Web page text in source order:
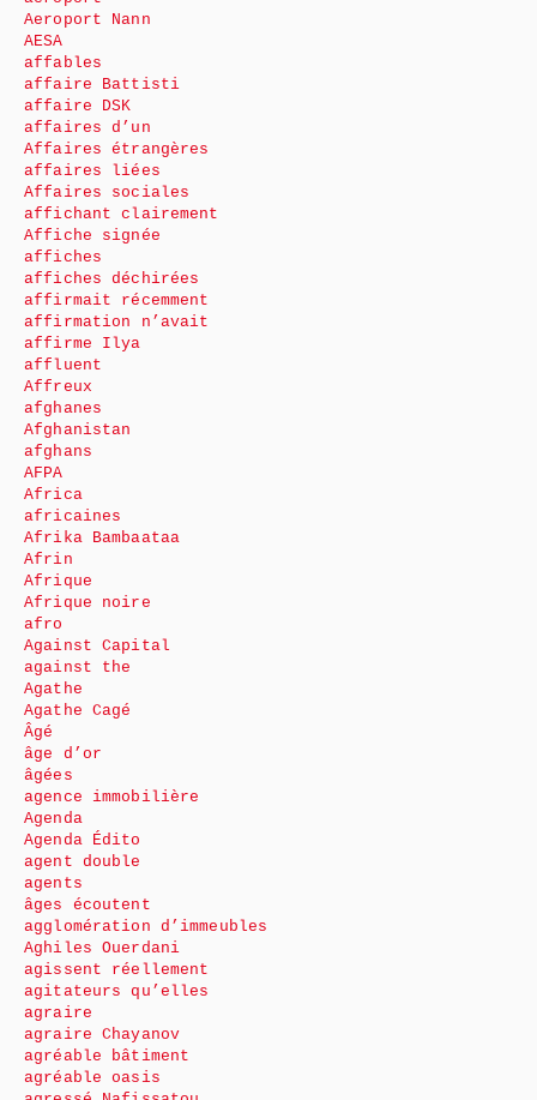
Aeroport Nann
AESA
affables
affaire Battisti
affaire DSK
affaires d’un
Affaires étrangères
affaires liées
Affaires sociales
affichant clairement
Affiche signée
affiches
affiches déchirées
affirmait récemment
affirmation n’avait
affirme Ilya
affluent
Affreux
afghanes
Afghanistan
afghans
AFPA
Africa
africaines
Afrika Bambaataa
Afrin
Afrique
Afrique noire
afro
Against Capital
against the
Agathe
Agathe Cagé
Âgé
âge d’or
âgées
agence immobilière
Agenda
Agenda Édito
agent double
agents
âges écoutent
agglomération d’immeubles
Aghiles Ouerdani
agissent réellement
agitateurs qu’elles
agraire
agraire Chayanov
agréable bâtiment
agréable oasis